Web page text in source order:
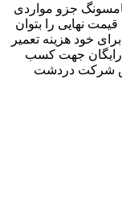
جزو مواردی
نهایی را بتوان
خود هزینه تعمیر
رایگان جهت کسب
شرکت دردشت